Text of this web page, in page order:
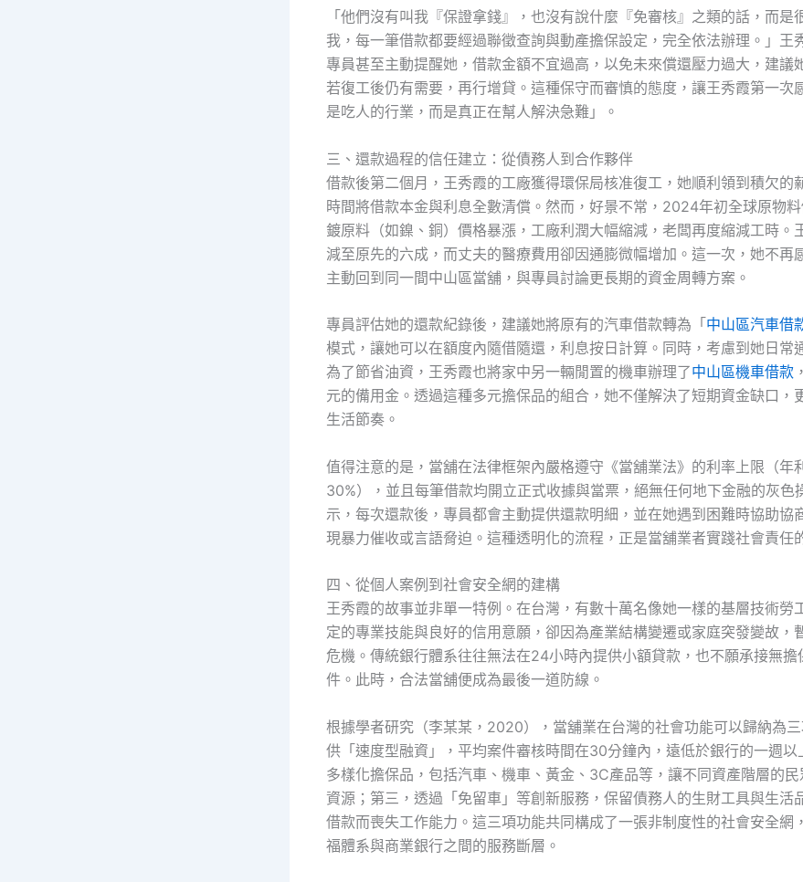
「他們沒有叫我『保證拿錢』，也沒有說什麼『免審核』之類的話，而是
我，每一筆借款都要經過聯徵查詢與動產擔保設定，完全依法辦理。」王
專員甚至主動提醒她，借款金額不宜過高，以免未來償還壓力過大，建議
若復工後仍有需要，再行增貸。這種保守而審慎的態度，讓王秀霞第一次
是吃人的行業，而是真正在幫人解決急難」。
三、還款過程的信任建立：從債務人到合作夥伴
借款後第二個月，王秀霞的工廠獲得環保局核准復工，她順利領到積欠的
時間將借款本金與利息全數清償。然而，好景不常，2024年初全球原物
鍍原料（如鎳、銅）價格暴漲，工廠利潤大幅縮減，老闆再度縮減工時。
減至原先的六成，而丈夫的醫療費用卻因通膨微幅增加。這一次，她不再
主動回到同一間中山區當舖，與專員討論更長期的資金周轉方案。
專員評估她的還款紀錄後，建議她將原有的汽車借款轉為「 中山區汽車借
模式，讓她可以在額度內隨借隨還，利息按日計算。同時，考慮到她日常
為了節省油資，王秀霞也將家中另一輛閒置的機車辦理了中山區機車借款
元的備用金。透過這種多元擔保品的組合，她不僅解決了短期資金缺口，
生活節奏。
值得注意的是，當舖在法律框架內嚴格遵守《當舖業法》的利率上限（年
30%），並且每筆借款均開立正式收據與當票，絕無任何地下金融的灰色
示，每次還款後，專員都會主動提供還款明細，並在她遇到困難時協助協
現暴力催收或言語脅迫。這種透明化的流程，正是當舖業者實踐社會責任
四、從個人案例到社會安全網的建構
王秀霞的故事並非單一特例。在台灣，有數十萬名像她一樣的基層技術勞
定的專業技能與良好的信用意願，卻因為產業結構變遷或家庭突發變故，
危機。傳統銀行體系往往無法在24小時內提供小額貸款，也不願承接無擔
件。此時，合法當舖便成為最後一道防線。
根據學者研究（李某某，2020），當舖業在台灣的社會功能可以歸納為
供「速度型融資」，平均案件審核時間在30分鐘內，遠低於銀行的一週以
多樣化擔保品，包括汽車、機車、黃金、3C產品等，讓不同資產階層的
資源；第三，透過「免留車」等創新服務，保留債務人的生財工具與生活
借款而喪失工作能力。這三項功能共同構成了一張非制度性的社會安全網
福體系與商業銀行之間的服務斷層。